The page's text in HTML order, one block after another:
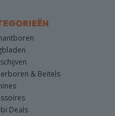
& Beitels
Deals